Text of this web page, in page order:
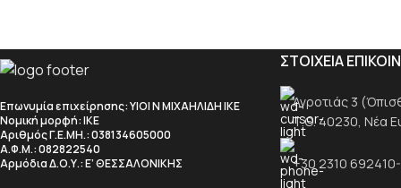
Επωνυμία επιχείρησης: ΥΙΟΙ Ν ΜΙΧΑΗΛΙΔΗ ΙΚΕ
Νομική μορφή: ΙΚΕ
Αριθμός Γ.Ε.ΜΗ.: 038134605000
Α.Φ.Μ.: 082822540
Αρμόδια Δ.Ο.Υ.: Ε’ ΘΕΣΣΑΛΟΝΙΚΗΣ
ΣΤΟΙΧΕΙΑ
Αγροτιάς 3
Τ.Θ. 40230, Νέα
+30 2310